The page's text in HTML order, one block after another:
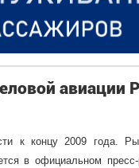
авиации
к концу 2009 года.
в официальном пресс-